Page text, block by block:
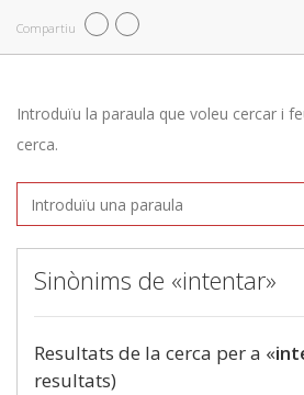
Compartiu
Introduïu la paraula que voleu cercar i
cerca.
Sinònims de «intentar»
Resultats de la cerca per a «
resultats)